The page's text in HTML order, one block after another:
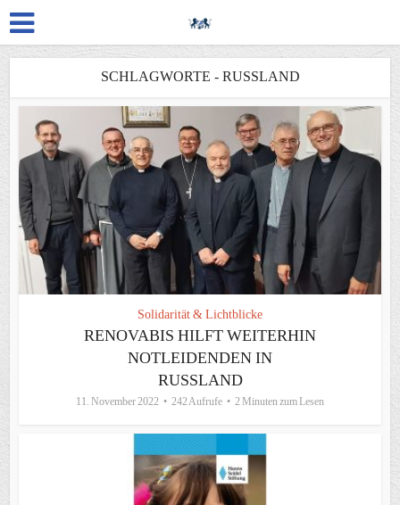
SCHLAGWORTE - RUSSLAND
Solidarität & Lichtblicke
RENOVABIS HILFT WEITERHIN
NOTLEIDENDEN IN
RUSSLAND
11. November 2022 242 Aufrufe 2 Minuten zum Lesen